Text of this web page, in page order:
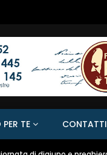
TE CONTATTI